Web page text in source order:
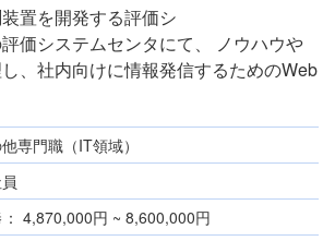
置を開発する評価シ
価システムセンタにて、 ノウハウや
、社内向けに情報発信するためのWeb
専門職（IT領域）
4,870,000円 ~ 8,600,000円